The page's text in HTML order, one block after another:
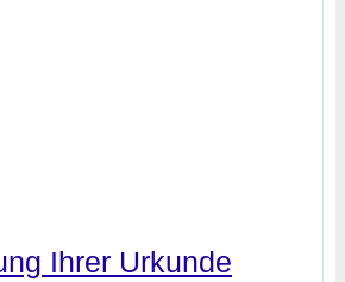
Ihrer Urkunde